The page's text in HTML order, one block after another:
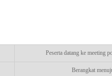
Peserta datang ke meeting
Berangkat